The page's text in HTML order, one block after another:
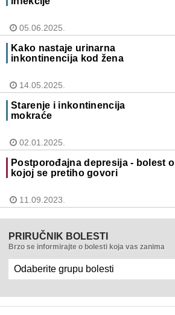
05.06.2025.
Kako nastaje urinarna
inkontinencija kod žena
14.05.2025.
Starenje i inkontinencija
mokraće
02.01.2025.
Postporođajna depresija - bolest o
kojoj se pretiho govori
11.09.2023.
PRIRUČNIK BOLESTI
Brzo se informirajte o bolesti koja vas zanima